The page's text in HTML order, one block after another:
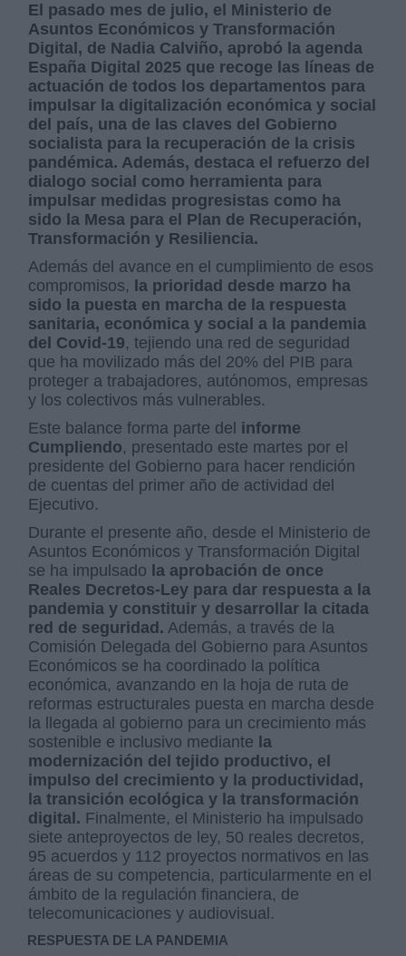
El pasado mes de julio, el Ministerio de
Asuntos Económicos y Transformación
Digital, de Nadia Calviño, aprobó la agenda
España Digital 2025 que recoge las líneas de
actuación de todos los departamentos para
impulsar la digitalización económica y social
del país, una de las claves del Gobierno
socialista para la recuperación de la crisis
pandémica. Además, destaca el refuerzo del
dialogo social como herramienta para
impulsar medidas progresistas como ha
sido la Mesa para el Plan de Recuperación,
Transformación y Resiliencia.
Además del avance en el cumplimiento de esos
compromisos,
la prioridad desde marzo ha
sido la puesta en marcha de la respuesta
sanitaria, económica y social a la pandemia
del Covid-19, tejiendo una red de seguridad
que ha movilizado más del 20% del PIB para
proteger a trabajadores, autónomos, empresas
y los colectivos más vulnerables.
Este balance forma parte del informe
Cumpliendo, presentado este martes por el
presidente del Gobierno para hacer rendición
de cuentas del primer año de actividad del
Ejecutivo.
Durante el presente año, desde el Ministerio de
Asuntos Económicos y Transformación Digital
se ha impulsado la aprobación de once
Reales Decretos-Ley para dar respuesta a la
pandemia y constituir y desarrollar la citada
red de seguridad. Además, a través de la
Comisión Delegada del Gobierno para Asuntos
Económicos se ha coordinado la política
económica, avanzando en la hoja de ruta de
reformas estructurales puesta en marcha desde
la llegada al gobierno para un crecimiento más
sostenible e inclusivo mediante la
modernización del tejido productivo, el
impulso del crecimiento y la productividad,
la transición ecológica y la transformación
digital. Finalmente, el Ministerio ha impulsado
siete anteproyectos de ley, 50 reales decretos,
95 acuerdos y 112 proyectos normativos en las
áreas de su competencia, particularmente en el
ámbito de la regulación financiera, de
telecomunicaciones y audiovisual.
RESPUESTA DE LA PANDEMIA